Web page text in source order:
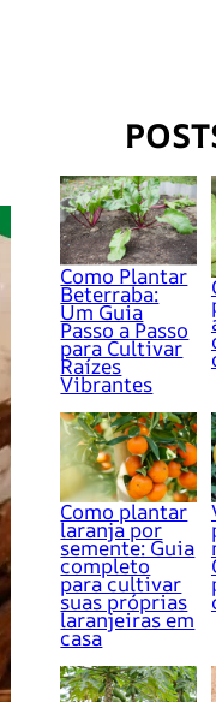
Como Plantar
Beterraba:
Um Guia
Passo a Passo
para Cultivar
Raízes
Vibrantes
Como plantar
laranja por
semente: Guia
completo
para cultivar
suas próprias
laranjeiras em
casa